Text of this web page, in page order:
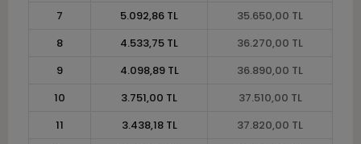
7
5.092,86 TL
35.650,00 TL
8
4.533,75 TL
36.270,00 TL
9
4.098,89 TL
36.890,00 TL
10
3.751,00 TL
37.510,00 TL
11
3.438,18 TL
37.820,00 TL